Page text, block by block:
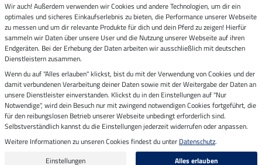
Zustellung durch
Sicher bezahlen mit
Rechnung Vorkasse
Impressum
Letzte Aktualisierung am 08.08.2026 um 14:33
Alle Preise in Euro inkl. MwSt. zzgl.
Versandkosten
Wir auch! Außerdem verwenden wir Cookies und andere Technologien, um dir ein
optimales und sicheres Einkaufserlebnis zu bieten, die Performance unserer Webseite
zu messen und um dir relevante Produkte für dich und dein Pferd zu zeigen! Hierfür
sammeln wir Daten über unsere User und die Nutzung unserer Webseite auf ihren
Endgeräten. Bei der Erhebung der Daten arbeiten wir ausschließlich mit deutschen
Dienstleistern zusammen.
Wenn du auf "Alles erlauben" klickst, bist du mit der Verwendung von Cookies und der
damit verbundenen Verarbeitung deiner Daten sowie mit der Weitergabe der Daten an
unsere Dienstleister einverstanden. Klickst du in den Einstellungen auf "Nur
Notwendige", wird dein Besuch nur mit zwingend notwendigen Cookies fortgeführt, die
für den reibungslosen Betrieb unserer Webseite unbedingt erforderlich sind.
Selbstverständlich kannst du die Einstellungen jederzeit widerrufen oder anpassen.
Weitere Informationen zu unseren Cookies findest du unter Datenschutz.
Einstellungen
Alles erlauben